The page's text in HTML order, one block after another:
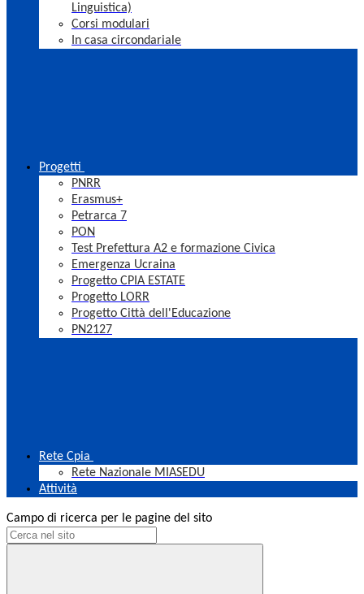
Linguistica)
Corsi modulari
In casa circondariale
Progetti
PNRR
Erasmus+
Petrarca 7
PON
Test Prefettura A2 e formazione Civica
Emergenza Ucraina
Progetto CPIA ESTATE
Progetto LORR
Progetto Città dell'Educazione
PN2127
Rete Cpia
Rete Nazionale MIASEDU
Attività
Campo di ricerca per le pagine del sito